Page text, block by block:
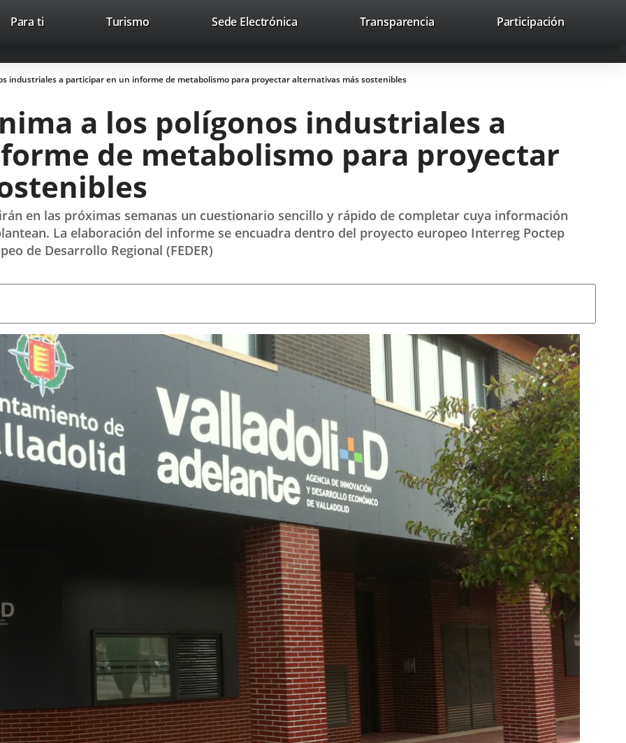
Trabaja con nosotros Contacto avaHeaderSocial
Enlace
una
aplicación
Enlace
una
aplicación
Enlace
una
Buscar
Para ti TurismoEste
abrirá
en
nueva.
Sede ElectrónicaEnlace
aplicación
externa.
Transparencia Participación
industriales a participar en un informe de metabolismo para proyectar alternativas más sostenibles
a los polígonos industriales a
de metabolismo para proyectar
en las próximas semanas un cuestionario sencillo y rápido de completar cuya información
La elaboración del informe se encuadra dentro del proyecto europeo Interreg Poctep
de Desarrollo Regional (FEDER)